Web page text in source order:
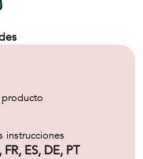
instrucciones
FR, ES, DE, PT